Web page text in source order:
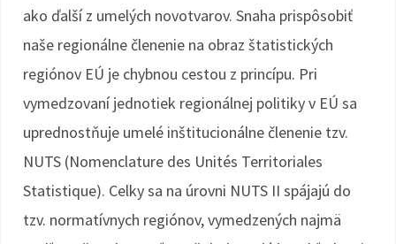
ako ďalší z umelých novotvarov. Snaha prispôsobiť
naše regionálne členenie na obraz štatistických
regiónov EÚ je chybnou cestou z princípu. Pri
vymedzovaní jednotiek regionálnej politiky v EÚ sa
uprednostňuje umelé inštitucionálne členenie tzv.
NUTS (Nomenclature des Unités Territoriales
Statistique). Celky sa na úrovni NUTS II spájajú do
tzv. normatívnych regiónov, vymedzených najmä